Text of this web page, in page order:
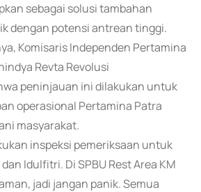
sebagai solusi tambahan
dengan potensi antrean tinggi.
Komisaris Independen Pertamina
Revta Revolusi
peninjauan ini dilakukan untuk
operasional Pertamina Patra
masyarakat.
inspeksi pemeriksaan untuk
Idulfitri. Di SPBU Rest Area KM
jadi jangan panik. Semua